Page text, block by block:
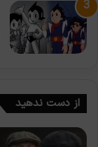
از دست ندهید